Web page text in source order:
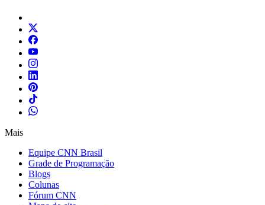
Mais
Equipe CNN Brasil
Grade de Programação
Blogs
Colunas
Fórum CNN